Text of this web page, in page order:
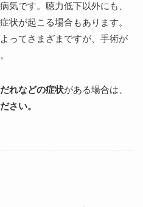
病気です。聴力低下以外にも、
状が起こる場合もあります。
ってさまざまですが、手術が
れなどの症状がある場合は、
さい。